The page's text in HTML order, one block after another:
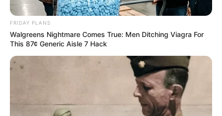
ഛത്തീസ്ഗഢില്‍ മാവോയിസ്റ്റ്
ആക്രമണം: രണ്ട് ബിഎസ്എഫ്
സൈനികര്‍ കൊല്ലപ്പെട്ടു
ജനം വെബ്‌ഡെസ്ക് Mar 12, 2016, 02:23 pm IST
FRIDAY PLANS
Walgreens Nightmare Comes True: Men Ditching Viagra For
This 87¢ Generic Aisle 7 Hack